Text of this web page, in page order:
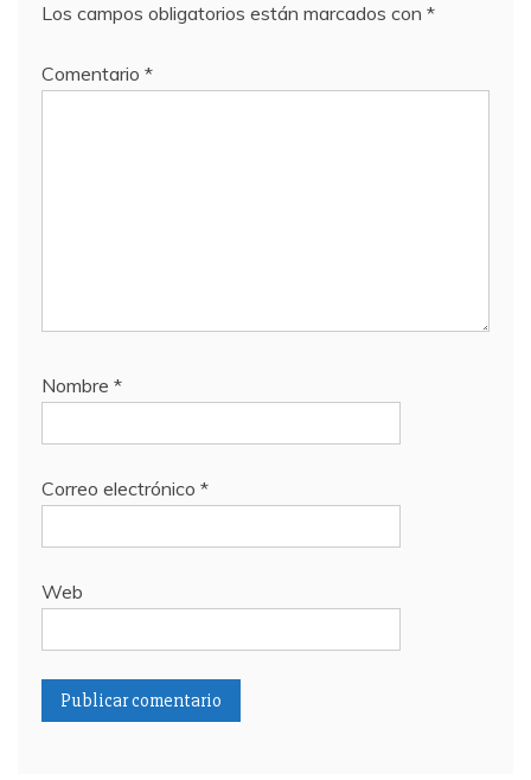
Los campos obligatorios están marcados con *
Comentario *
Nombre *
Correo electrónico *
Web